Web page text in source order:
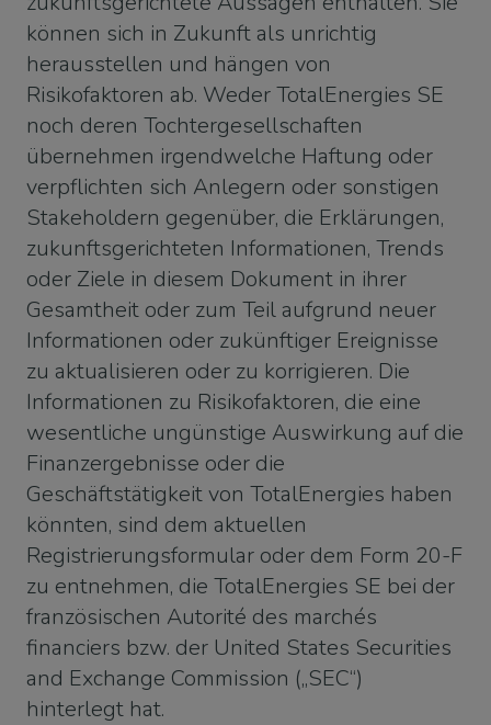
können sich in Zukunft als unrichtig
herausstellen und hängen von
Risikofaktoren ab. Weder TotalEnergies SE
noch deren Tochtergesellschaften
übernehmen irgendwelche Haftung oder
verpflichten sich Anlegern oder sonstigen
Stakeholdern gegenüber, die Erklärungen,
zukunftsgerichteten Informationen, Trends
oder Ziele in diesem Dokument in ihrer
Gesamtheit oder zum Teil aufgrund neuer
Informationen oder zukünftiger Ereignisse
zu aktualisieren oder zu korrigieren. Die
Informationen zu Risikofaktoren, die eine
wesentliche ungünstige Auswirkung auf die
Finanzergebnisse oder die
Geschäftstätigkeit von TotalEnergies haben
könnten, sind dem aktuellen
Registrierungsformular oder dem Form 20-F
zu entnehmen, die TotalEnergies SE bei der
französischen Autorité des marchés
financiers bzw. der United States Securities
and Exchange Commission („SEC“)
hinterlegt hat.